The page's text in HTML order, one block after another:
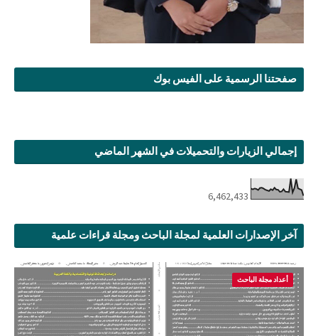
صفحتنا الرسمية على الفيس بوك
إجمالي الزيارات والتحميلات في الشهر الماضي
6,462,433
آخر الإصدارات العلمية لمجلة الباحث ومجلة قراءات علمية
أعداد مجلة الباحث